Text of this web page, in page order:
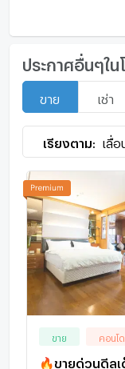
ประกาศอื่นๆใ
ขาย เช่า
เรียงตาม: เลื่อ
ขาย คอนโด
🔥ขายด่วนดีล